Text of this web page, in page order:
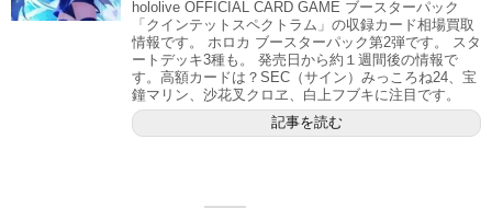
hololive OFFICIAL CARD GAME ブースターパック
「クインテットスペクトラム」の収録カード相場買取
情報です。 ホロカ ブースターパック第2弾です。 スタ
ートデッキ3種も。 発売日から約１週間後の情報で
す。高額カードは？SEC（サイン）みっころね24、宝
鐘マリン、沙花叉クロヱ、白上フブキに注目です。
記事を読む